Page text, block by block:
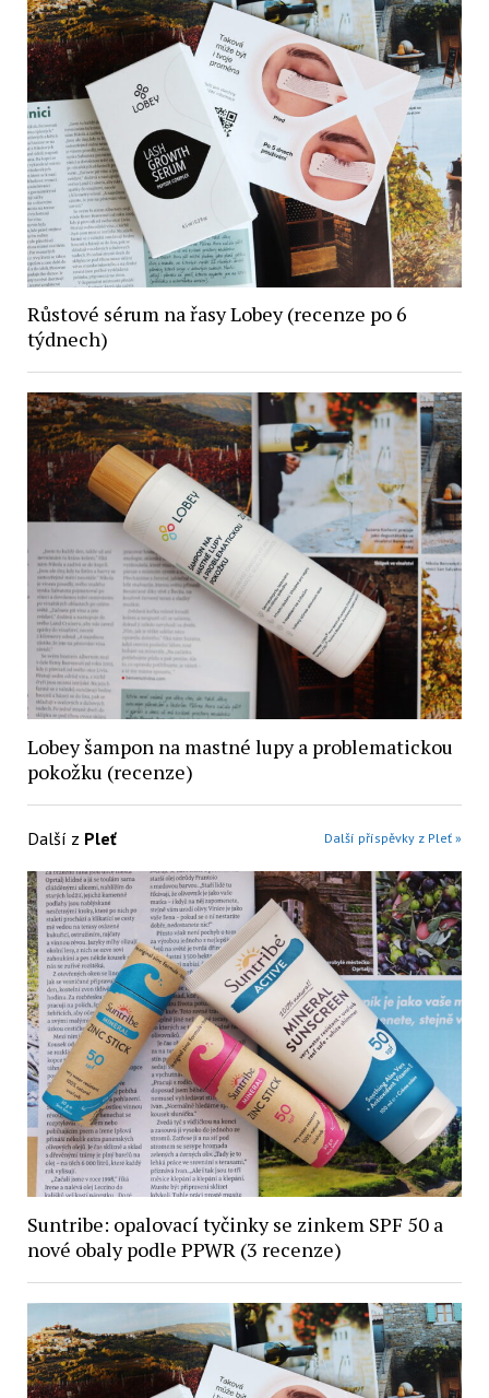
Růstové sérum na řasy Lobey (recenze po 6
týdnech)
Lobey šampon na mastné lupy a problematickou
pokožku (recenze)
Další z Pleť Další příspěvky z Pleť »
Suntribe: opalovací tyčinky se zinkem SPF 50 a
nové obaly podle PPWR (3 recenze)